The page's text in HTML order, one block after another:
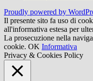
Proudly powered by
Il presente sito fa uso di
all'informativa estesa per
La prosecuzione nella
cookie. OK Informativa
Privacy & Cookies Policy